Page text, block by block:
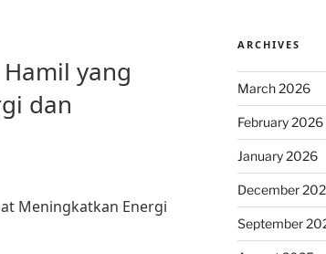
yang
dan
Meningkatkan Energi
ARCHIVES
March 2026
February 2026
January 2026
December
September